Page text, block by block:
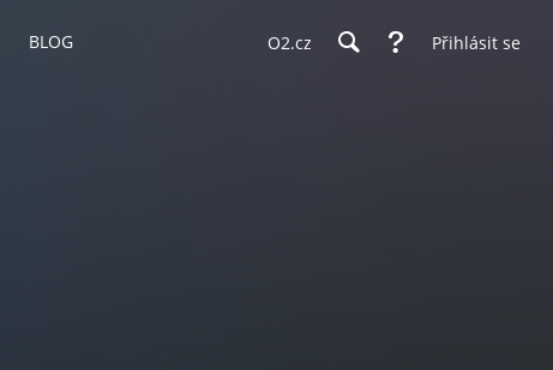
BLOG O2.cz Přihlásit se